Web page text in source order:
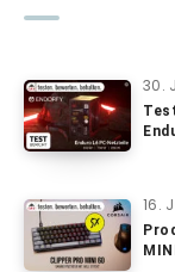
30.
16.